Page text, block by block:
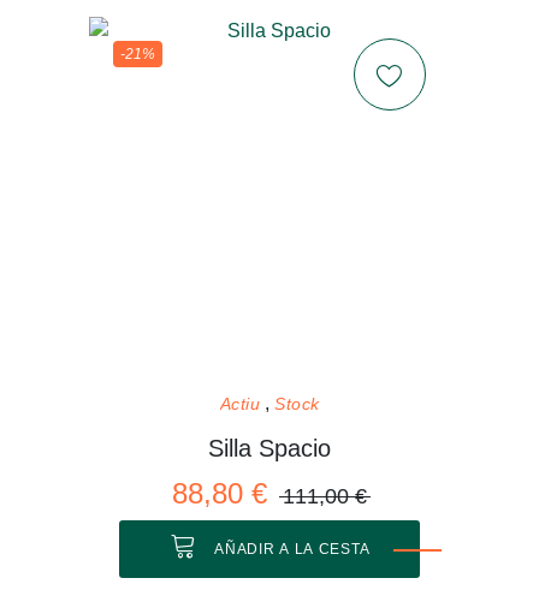
-21%
Actiu Stock
Silla Spacio
88,80 € 111,00 €
AÑADIR A LA CESTA